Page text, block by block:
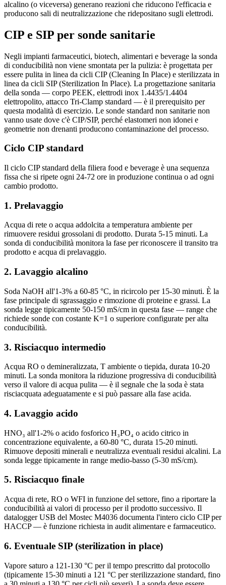
alcalino (o viceversa) generano reazioni che riducono l'efficacia e
producono sali di neutralizzazione che ridepositano sugli elettrodi.
CIP e SIP per sonde sanitarie
Negli impianti farmaceutici, biotech, alimentari e beverage la sonda
di conducibilità non viene smontata per la pulizia: è progettata per
essere pulita in linea da cicli CIP (Cleaning In Place) e sterilizzata in
linea da cicli SIP (Sterilization In Place). La progettazione sanitaria
della sonda — corpo PEEK, elettrodi inox 1.4435/1.4404
elettropolito, attacco Tri-Clamp standard — è il prerequisito per
questa modalità di esercizio. Le sonde standard non sanitarie non
vanno usate dove c'è CIP/SIP, perché elastomeri non idonei e
geometrie non drenanti producono contaminazione del processo.
Ciclo CIP standard
Il ciclo CIP standard della filiera food e beverage è una sequenza
fissa che si ripete ogni 24-72 ore in produzione continua o ad ogni
cambio prodotto.
1. Prelavaggio
Acqua di rete o acqua addolcita a temperatura ambiente per
rimuovere residui grossolani di prodotto. Durata 5-15 minuti. La
sonda di conducibilità monitora la fase per riconoscere il transito tra
prodotto e acqua di prelavaggio.
2. Lavaggio alcalino
Soda NaOH all'1-3% a 60-85 °C, in ricircolo per 15-30 minuti. È la
fase principale di sgrassaggio e rimozione di proteine e grassi. La
sonda legge tipicamente 50-150 mS/cm in questa fase — range che
richiede sonde con costante K=1 o superiore configurate per alta
conducibilità.
3. Risciacquo intermedio
Acqua RO o demineralizzata, T ambiente o tiepida, durata 10-20
minuti. La sonda monitora la riduzione progressiva di conducibilità
verso il valore di acqua pulita — è il segnale che la soda è stata
risciacquata adeguatamente e si può passare alla fase acida.
4. Lavaggio acido
HNO₃ all'1-2% o acido fosforico H₃PO₄ o acido citrico in
concentrazione equivalente, a 60-80 °C, durata 15-20 minuti.
Rimuove depositi minerali e neutralizza eventuali residui alcalini. La
sonda legge tipicamente in range medio-basso (5-30 mS/cm).
5. Risciacquo finale
Acqua di rete, RO o WFI in funzione del settore, fino a riportare la
conducibilità ai valori di processo per il prodotto successivo. Il
datalogger USB del Mostec M4036 documenta l'intero ciclo CIP per
HACCP — è funzione richiesta in audit alimentare e farmaceutico.
6. Eventuale SIP (sterilization in place)
Vapore saturo a 121-130 °C per il tempo prescritto dal protocollo
(tipicamente 15-30 minuti a 121 °C per sterilizzazione standard, fino